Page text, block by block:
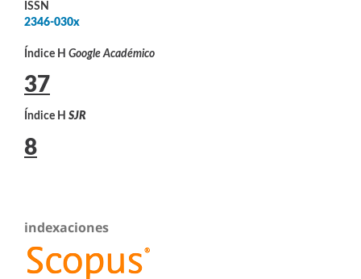
ISSN
2346-030x
Índice H Google Académico
37
Índice H SJR
8
indexaciones